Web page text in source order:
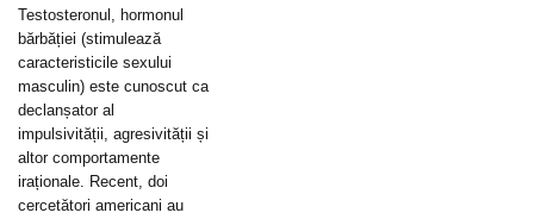
Testosteronul, hormonul
bărbăției (stimulează
caracteristicile sexului
masculin) este cunoscut ca
declanșator al
impulsivității, agresivității și
altor comportamente
iraționale. Recent, doi
cercetători americani au